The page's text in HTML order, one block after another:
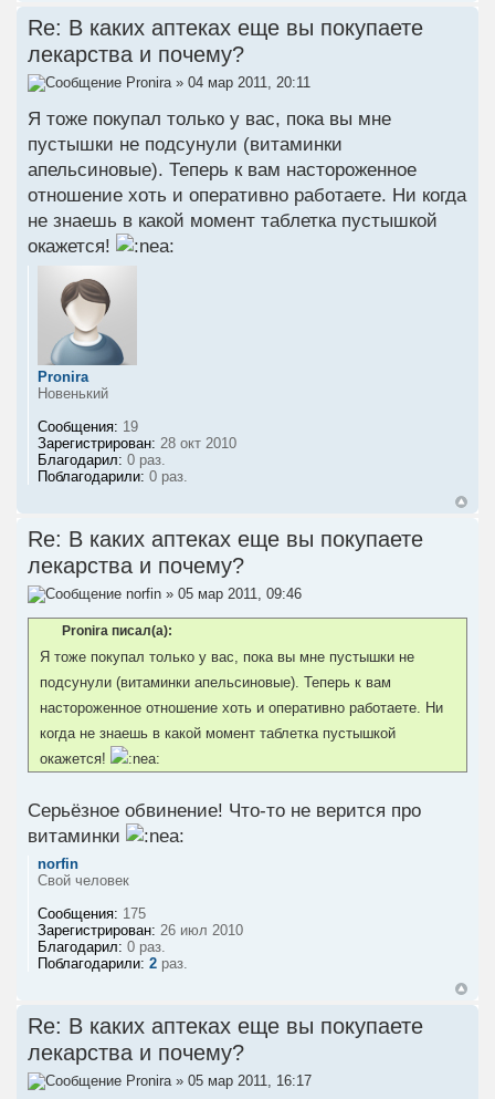
Re: В каких аптеках еще вы покупаете
лекарства и почему?
Pronira» 04 мар 2011, 20:11
Я тоже покупал только у вас, пока вы мне
пустышки не подсунули (витаминки
апельсиновые). Теперь к вам настороженное
отношение хоть и оперативно работаете. Ни когда
не знаешь в какой момент таблетка пустышкой
окажется!
Pronira
Новенький
Сообщения: 19
Зарегистрирован: 28 окт 2010
Благодарил: 0 раз.
Поблагодарили: 0 раз.
Re: В каких аптеках еще вы покупаете
лекарства и почему?
norfin » 05 мар 2011, 09:46
Pronira писал(а):
Я тоже покупал только у вас, пока вы мне пустышки не
подсунули (витаминки апельсиновые). Теперь к вам
настороженное отношение хоть и оперативно работаете. Ни
когда не знаешь в какой момент таблетка пустышкой
окажется!
Серьёзное обвинение! Что-то не верится про
витаминки
norfin
Свой человек
Сообщения: 175
Зарегистрирован: 26 июл 2010
Благодарил: 0 раз.
Поблагодарили: 2 раз.
Re: В каких аптеках еще вы покупаете
лекарства и почему?
Pronira » 05 мар 2011, 16:17